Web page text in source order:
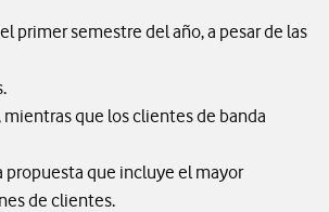
primer semestre del año, a pesar de las
que los clientes de banda
propuesta que incluye el mayor
de clientes.